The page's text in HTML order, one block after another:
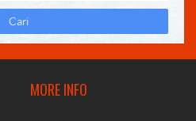
MORE INFO